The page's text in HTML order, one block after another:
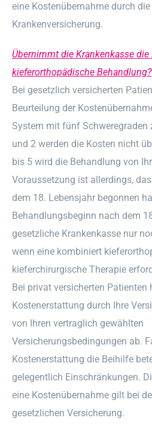
eine Kostenübernahme durch
Krankenversicherung.
Übernimmt die Krankenkasse
kieferorthopädische Behandlung?
Bei gesetzlich versicherten
Beurteilung der
System mit fünf Schweregraden
und 2 werden die Kosten nicht
bis 5 wird die Behandlung von
Voraussetzung ist allerdings,
dem 18. Lebensjahr begonnen
Behandlungsbeginn nach dem
gesetzliche Krankenkasse nur
wenn eine kombiniert
kieferchirurgische Therapie
Bei privat versicherten Patienten
Kostenerstattung durch Ihre
von Ihren vertraglich gewählten
Versicherungsbedingungen ab.
Kostenerstattung die Beihilfe
gelegentlich Einschränkungen.
eine Kostenübernahme gilt bei
gesetzlichen Versicherung.